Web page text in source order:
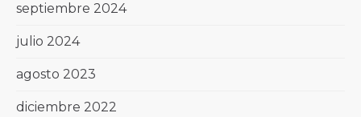
septiembre 2024
julio 2024
agosto 2023
diciembre 2022